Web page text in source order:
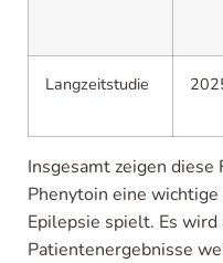
Langzeitstudie
Insgesamt zeigen diese
Phenytoin eine
Epilepsie spielt. Es
Patientenergebnisse